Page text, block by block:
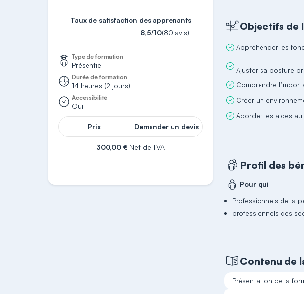
Taux de satisfaction des apprenants
8,5/10(80 avis)
Type de formation
Présentiel
Durée de formation
14 heures (2 jours)
Accessibilité
Oui
Prix Demander un devis
300,00 € Net de TVA
Objectifs de
Appréhender les
Comprendre
Créer un
Aborder les aides
Profil des
Pour qui
Professionnels de la
professionnels des
Contenu de
Présentation de la